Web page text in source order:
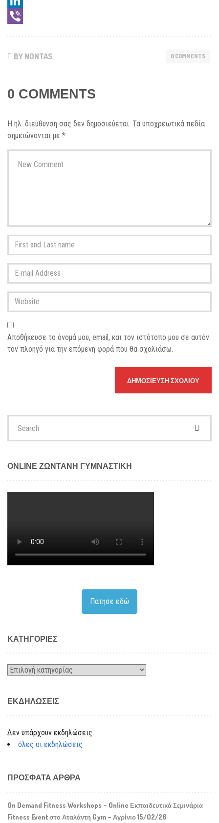
LinkedIn
BY NONTAS 0 COMMENTS
0 COMMENTS
Η ηλ. διεύθυνση σας δεν δημοσιεύεται. Τα υποχρεωτικά πεδία
σημειώνονται με *
comment*
First
and
Last
name*
mail
Address*
Website
Αποθήκευσε το όνομά μου, email, και τον ιστότοπο μου σε αυτόν
τον πλοηγό για την επόμενη φορά που θα σχολιάσω.
ONLINE ΖΩΝΤΑΝΗ ΓΥΜΝΑΣΤΙΚΗ
Πάτησε εδώ
KΑΤΗΓΟΡΊΕΣ
Kατηγορίες
ΕΚΔΗΛΏΣΕΙΣ
Δεν υπάρχουν εκδηλώσεις
όλες οι εκδηλώσεις
ΠΡΌΣΦΑΤΑ ΆΡΘΡΑ
On Demand Fitness Workshops – Online Εκπαιδευτικά Σεμινάρια
Fitness Event στο Αταλάντη Gym – Αγρίνιο 15/02/26